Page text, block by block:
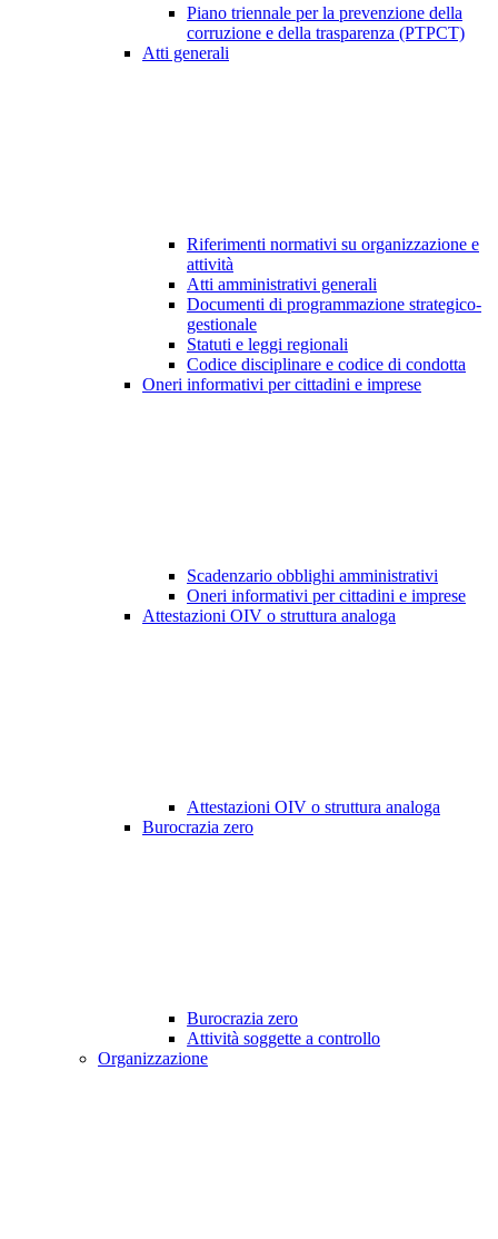
Piano triennale per la prevenzione della
corruzione e della trasparenza (PTPCT)
Atti generali
Riferimenti normativi su organizzazione e
attività
Atti amministrativi generali
Documenti di programmazione strategico-
gestionale
Statuti e leggi regionali
Codice disciplinare e codice di condotta
Oneri informativi per cittadini e imprese
Scadenzario obblighi amministrativi
Oneri informativi per cittadini e imprese
Attestazioni OIV o struttura analoga
Attestazioni OIV o struttura analoga
Burocrazia zero
Burocrazia zero
Attività soggette a controllo
Organizzazione